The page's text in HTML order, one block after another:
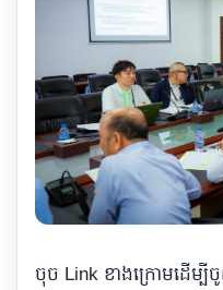
ចុច Link ខាងក្រោមដើម្បី